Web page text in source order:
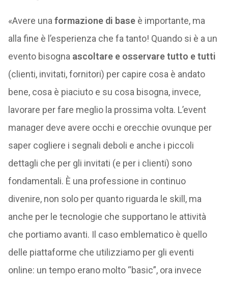
«Avere una formazione di baseè importante, ma
alla fine è l’esperienza che fa tanto! Quando si è a un
evento bisogna ascoltare e osservare tutto e tutti
(clienti, invitati, fornitori) per capire cosa è andato
bene, cosa è piaciuto e su cosa bisogna, invece,
lavorare per fare meglio la prossima volta. L’event
manager deve avere occhi e orecchie ovunque per
saper cogliere i segnali deboli e anche i piccoli
dettagli che per gli invitati (e per i clienti) sono
fondamentali. È una professione in continuo
divenire, non solo per quanto riguarda le skill, ma
anche per le tecnologie che supportano le attività
che portiamo avanti. Il caso emblematico è quello
delle piattaforme che utilizziamo per gli eventi
online: un tempo erano molto “basic”, ora invece